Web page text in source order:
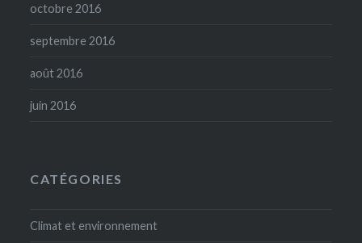
octobre 2016
septembre 2016
août 2016
juin 2016
CATÉGORIES
Climat et environnement